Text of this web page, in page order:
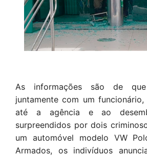
As informações são de
juntamente com um
até a agência e ao
surpreendidos por dois
um automóvel modelo VW
Armados, os indivíduos